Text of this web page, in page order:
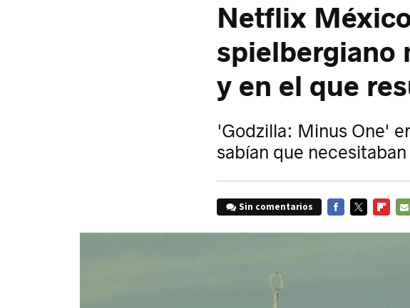
Netflix
spielbergiano
y en el que
'Godzilla: Minus One'
sabían que necesitaban
Sin comentarios